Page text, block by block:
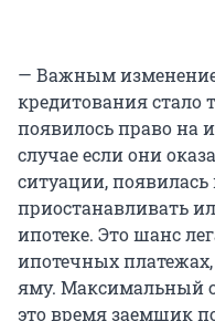
— Важным
кредитования стало
появилось право на
случае если они
ситуации,
приостанавливать
ипотеке. Это шанс
ипотечных платежах,
яму. Максимальный
это время заемщик